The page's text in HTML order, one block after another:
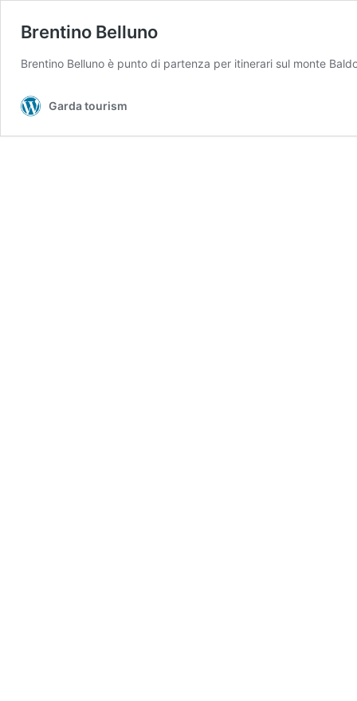
Brentino Belluno
Brentino Belluno è punto di partenza per itinerari sul monte
Garda tourism